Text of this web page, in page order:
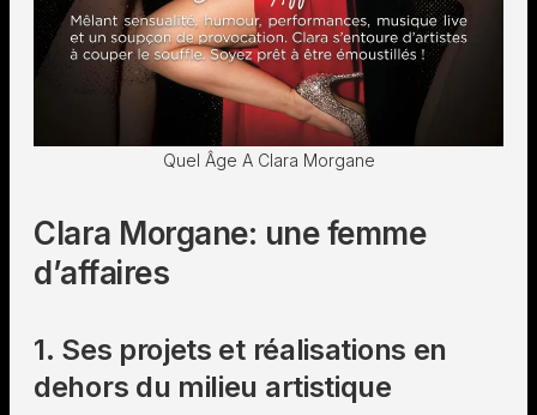
Quel Âge A Clara Morgane
Clara Morgane: une femme
d’affaires
1. Ses projets et réalisations en
dehors du milieu artistique